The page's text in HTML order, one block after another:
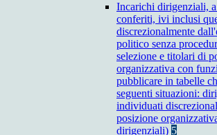
Incarichi dirigenziali,
conferiti, ivi inclusi
discrezionalmente
politico senza
selezione e titolari di
organizzativa con
pubblicare in tabelle
seguenti situazioni:
individuati
posizione
dirigenziali) 5